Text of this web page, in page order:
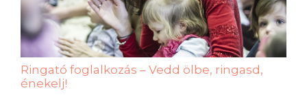
Ringató foglalkozás – Vedd ölbe, ringasd,
énekelj!